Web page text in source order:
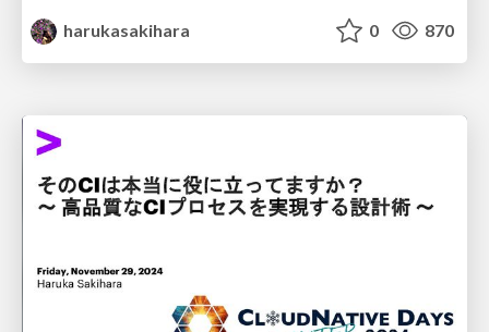
harukasakihara
0 870